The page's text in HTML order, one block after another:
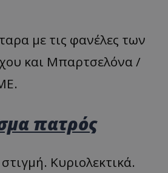
με τις φανέλες των
και Μπαρτσελόνα /
πατρός
Κυριολεκτικά.